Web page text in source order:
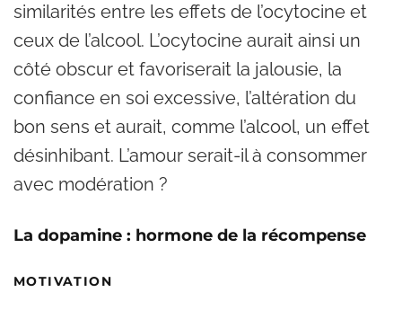
similarités entre les effets de l’ocytocine et
ceux de l’alcool. L’ocytocine aurait ainsi un
côté obscur et favoriserait la jalousie, la
confiance en soi excessive, l’altération du
bon sens et aurait, comme l’alcool, un effet
désinhibant. L’amour serait-il à consommer
avec modération ?
La dopamine : hormone de la récompense
MOTIVATION